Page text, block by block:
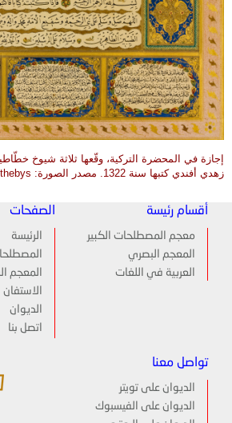
إجازة في المحضرة التركية، وقّعها ثلاثة شيوخ
زهدي أفندي كتبها سنة 1322. مصدر الصورة: sothebys
أقسام رئيسة
معجم المصطلحات الكبير
المعجم البصري
العربية في اللغات
الصفحات
الرئيسة
المعجم
الاستفان
الديوان
اتصل بنا
تواصل معنا
الديوان على تويتر
الديوان على الفيسبوك